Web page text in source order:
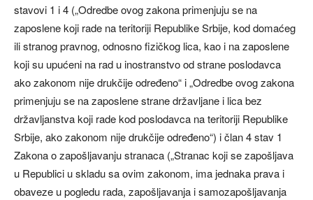
stavovi 1 i 4 („Odredbe ovog zakona primenjuju se na
zaposlene koji rade na teritoriji Republike Srbije, kod domaćeg
ili stranog pravnog, odnosno fizičkog lica, kao i na zaposlene
koji su upućeni na rad u inostranstvo od strane poslodavca
ako zakonom nije drukčije određeno“ i „Odredbe ovog zakona
primenjuju se na zaposlene strane državljane i lica bez
državljanstva koji rade kod poslodavca na teritoriji Republike
Srbije, ako zakonom nije drukčije određeno“) i član 4 stav 1
Zakona o zapošljavanju stranaca („Stranac koji se zapošljava
u Republici u skladu sa ovim zakonom, ima jednaka prava i
obaveze u pogledu rada, zapošljavanja i samozapošljavanja